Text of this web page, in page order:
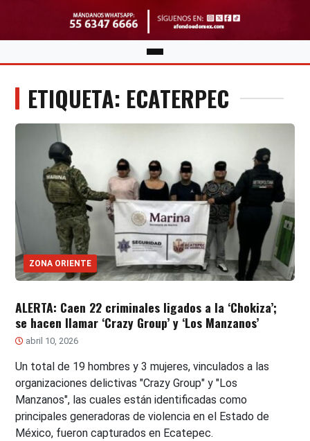
ETIQUETA: ECATERPEC
ZONA ORIENTE
ALERTA: Caen 22 criminales ligados a la ‘Chokiza’;
se hacen llamar ‘Crazy Group’ y ‘Los Manzanos’
abril 10, 2026
Un total de 19 hombres y 3 mujeres, vinculados a las
organizaciones delictivas "Crazy Group" y "Los
Manzanos", las cuales están identificadas como
principales generadoras de violencia en el Estado de
México, fueron capturados en Ecatepec.